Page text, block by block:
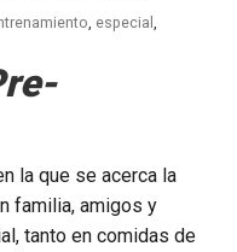
especial
la que se acerca la
familia, amigos y
tanto en comidas de